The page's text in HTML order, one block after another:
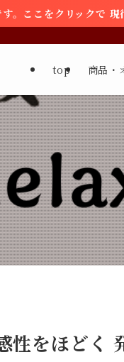
。ここをクリックで
top 商品・
性をほどく